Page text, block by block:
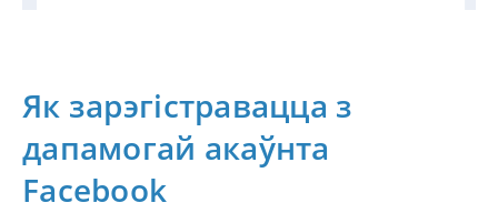
Як зарэгістравацца з
дапамогай акаўнта
Facebook